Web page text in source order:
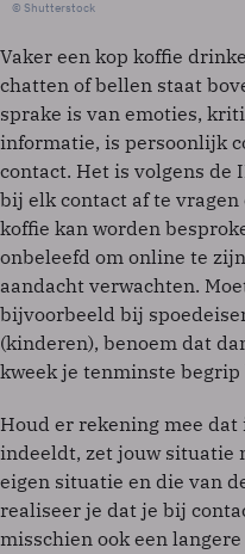
© Shutterstock
Vaker een kop koffie
chatten of bellen staat
sprake is van emoties,
informatie, is persoonlijk
contact. Het is volgens de
bij elk contact af te
koffie kan worden
onbeleefd om online te
aandacht verwachten.
bijvoorbeeld bij
(kinderen), benoem dat
kweek je tenminste
Houd er rekening mee
indeeldt, zet jouw situatie
eigen situatie en die van
realiseer je dat je bij
misschien ook een